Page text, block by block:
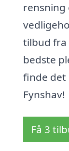
rensning
tilbud fra
bedste
finde det
Fynshav!
Få 3